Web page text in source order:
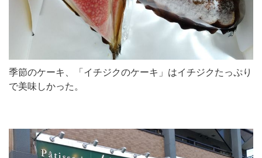
季節のケーキ、「イチジクのケーキ」はイチジクたっぷり
で美味しかった。